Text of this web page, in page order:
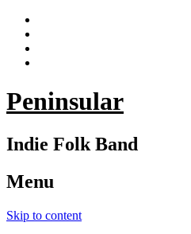
Peninsular
Indie Folk Band
Menu
Skip to content